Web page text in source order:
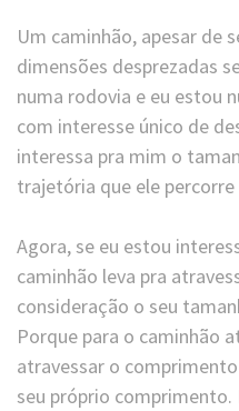
Um caminhão, apesar de
dimensões desprezadas
numa rodovia e eu estou
com interesse único de
interessa pra mim o
trajetória que ele percorre
Agora, se eu estou
caminhão leva pra
consideração o seu
Porque para o caminhão
atravessar o
seu próprio